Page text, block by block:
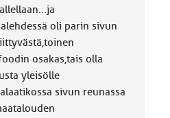
oli parin sivun
osakas,tais olla
yleisölle
sivun reunassa